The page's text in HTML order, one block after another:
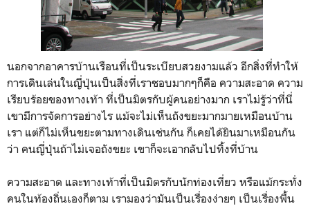
นอกจากอาคารบ้านเรือนที่เป็นระเบียบสวยงามแล้ว อีกสิ่งที่ทำให้
การเดินเล่นในญี่ปุ่นเป็นสิ่งที่เราชอบมากๆก็คือ ความสะอาด ความ
เรียบร้อยของทางเท้า ที่เป็นมิตรกับผู้คนอย่างมาก เราไม่รู้ว่าที่นี่
เขามีการจัดการอย่างไร แม้จะไม่เห็นถังขยะมากมายเหมือนบ้าน
เรา แต่ก็ไม่เห็นขยะตามทางเดินเช่นกัน ก็เคยได้ยินมาเหมือนกัน
ว่า คนญี่ปุ่นถ้าไม่เจอถังขยะ เขาก็จะเอากลับไปทิ้งที่บ้าน
ความสะอาด และทางเท้าที่เป็นมิตรกับนักท่องเที่ยว หรือแม้กระทั่ง
คนในท้องถิ่นเองก็ตาม เรามองว่ามันเป็นเรื่องง่ายๆ เป็นเรื่องพื้น